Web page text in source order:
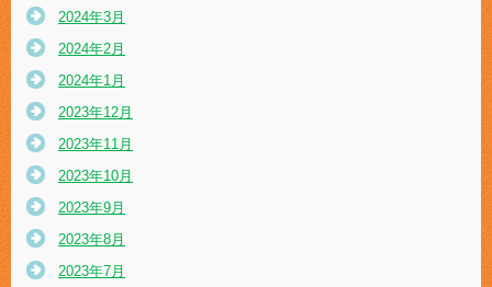
2024年3月
2024年2月
2024年1月
2023年12月
2023年11月
2023年10月
2023年9月
2023年8月
2023年7月